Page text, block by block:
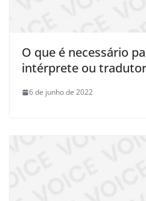
O que é necessário
intérprete ou
6 de junho de 2022